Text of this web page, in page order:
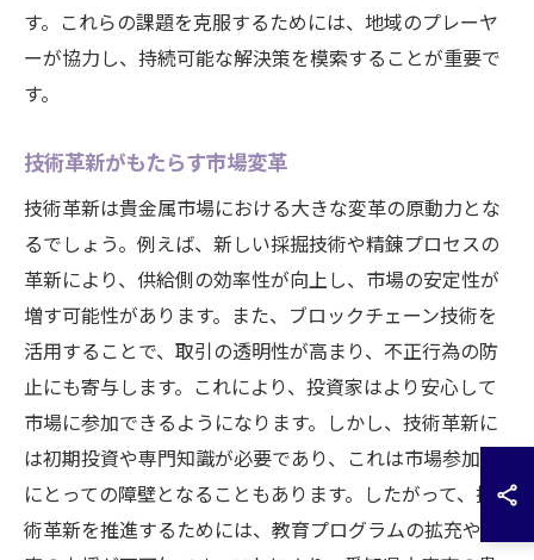
す。これらの課題を克服するためには、地域のプレーヤ
ーが協力し、持続可能な解決策を模索することが重要で
す。
技術革新がもたらす市場変革
技術革新は貴金属市場における大きな変革の原動力とな
るでしょう。例えば、新しい採掘技術や精錬プロセスの
革新により、供給側の効率性が向上し、市場の安定性が
増す可能性があります。また、ブロックチェーン技術を
活用することで、取引の透明性が高まり、不正行為の防
止にも寄与します。これにより、投資家はより安心して
市場に参加できるようになります。しかし、技術革新に
は初期投資や専門知識が必要であり、これは市場参加者
にとっての障壁となることもあります。したがって、技
術革新を推進するためには、教育プログラムの拡充や政